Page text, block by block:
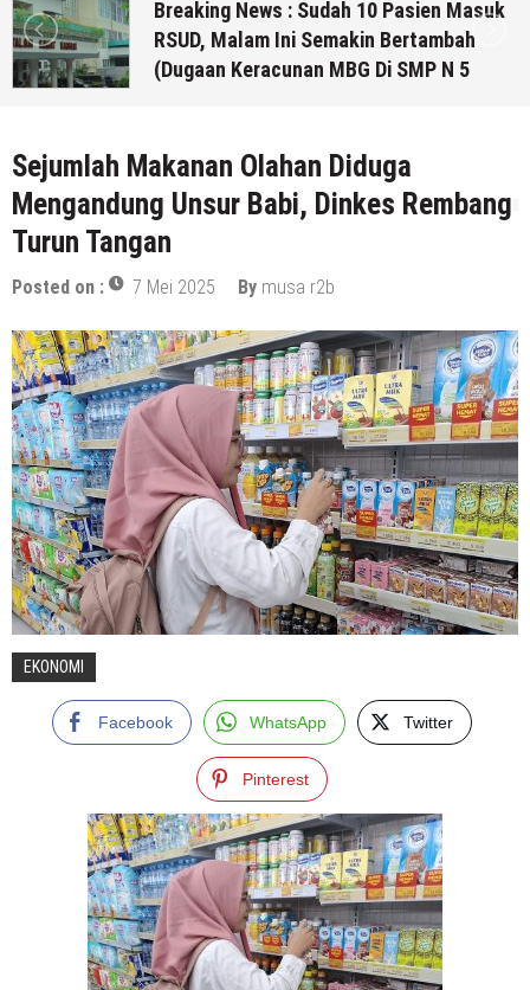
Breaking News : Sudah 10 Pasien Masuk
RSUD, Malam Ini Semakin Bertambah
(Dugaan Keracunan MBG Di SMP N 5
Sejumlah Makanan Olahan Diduga
Mengandung Unsur Babi, Dinkes Rembang
Turun Tangan
Posted on : 7 Mei 2025 By musa r2b
EKONOMI
Facebook WhatsApp Twitter
Pinterest